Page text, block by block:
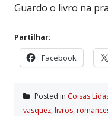
Guardo o livro na
Partilhar:
Facebook
Posted in Coisas
vasquez, livros,